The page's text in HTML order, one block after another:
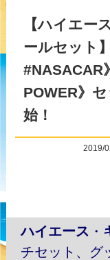
【ハイエー
ールセット
#NASACAR
POWER》
始！
2019/
ハイエース ・
チセット、グ